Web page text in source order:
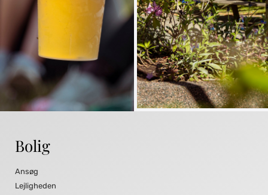
Bolig
Ansøg
Lejligheden